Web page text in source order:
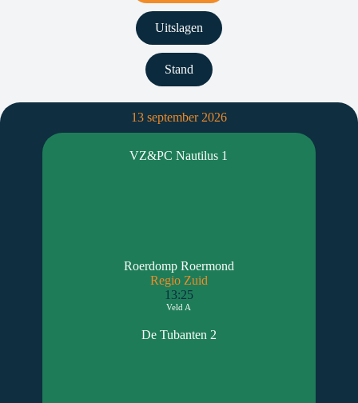
Uitslagen
Stand
13 september 2026
VZ&PC Nautilus 1
Roerdomp Roermond
Regio Zuid
13:25
Veld A
De Tubanten 2